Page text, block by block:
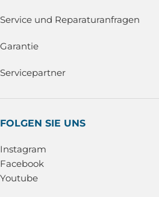
Service und Reparaturanfragen
Garantie
Servicepartner
FOLGEN SIE UNS
Instagram
Facebook
Youtube